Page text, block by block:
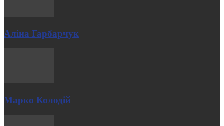
Аліна Гарбарчук
Марко Колодій